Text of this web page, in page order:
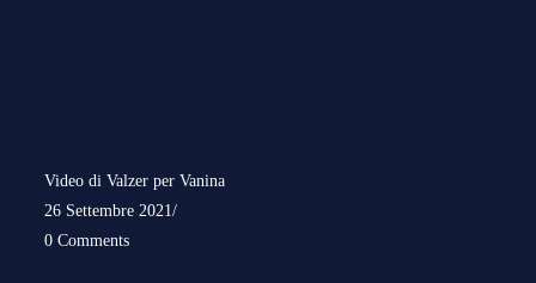
Video di Valzer per Vanina
26 Settembre 2021/
0 Comments